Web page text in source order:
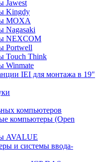
Jawest
Kingdy
MOXA
Nagasaki
NEXCOM
Portwell
Touch Think
Winmate
IEI для монтажа в 19"
компьютеров
компьютеры (Open
AVALUE
и системы ввода-